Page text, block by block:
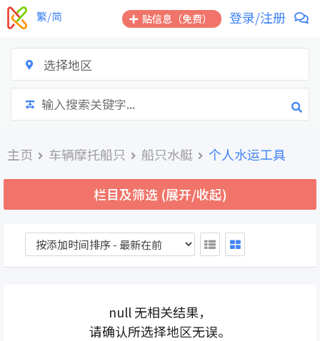
跳
到
贴信息（免费） 登录/注册
繁/简
选择地区
主页 车辆摩托船只 船只水艇 个人水运工具
栏目及筛选 (展开/收起)
null 无相关结果，
请确认所选择地区无误。